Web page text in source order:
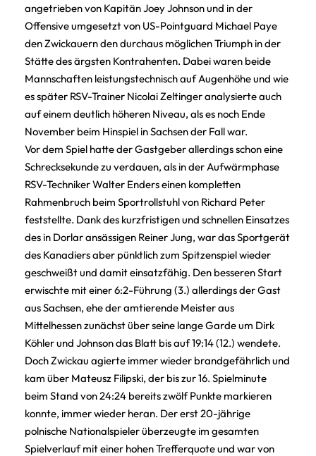
angetrieben von Kapitän Joey Johnson und in der
Offensive umgesetzt von US-Pointguard Michael Paye
den Zwickauern den durchaus möglichen Triumph in der
Stätte des ärgsten Kontrahenten. Dabei waren beide
Mannschaften leistungstechnisch auf Augenhöhe und wie
es später RSV-Trainer Nicolai Zeltinger analysierte auch
auf einem deutlich höheren Niveau, als es noch Ende
November beim Hinspiel in Sachsen der Fall war.
Vor dem Spiel hatte der Gastgeber allerdings schon eine
Schrecksekunde zu verdauen, als in der Aufwärmphase
RSV-Techniker Walter Enders einen kompletten
Rahmenbruch beim Sportrollstuhl von Richard Peter
feststellte. Dank des kurzfristigen und schnellen Einsatzes
des in Dorlar ansässigen Reiner Jung, war das Sportgerät
des Kanadiers aber pünktlich zum Spitzenspiel wieder
geschweißt und damit einsatzfähig. Den besseren Start
erwischte mit einer 6:2-Führung (3.) allerdings der Gast
aus Sachsen, ehe der amtierende Meister aus
Mittelhessen zunächst über seine lange Garde um Dirk
Köhler und Johnson das Blatt bis auf 19:14 (12.) wendete.
Doch Zwickau agierte immer wieder brandgefährlich und
kam über Mateusz Filipski, der bis zur 16. Spielminute
beim Stand von 24:24 bereits zwölf Punkte markieren
konnte, immer wieder heran. Der erst 20-jährige
polnische Nationalspieler überzeugte im gesamten
Spielverlauf mit einer hohen Trefferquote und war von